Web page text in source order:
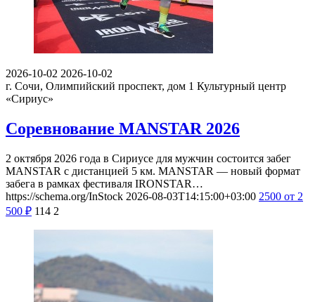
2026-10-02 2026-10-02
г. Сочи, Олимпийский проспект, дом 1 Культурный центр
«Сириус»
Соревнование MANSTAR 2026
2 октября 2026 года в Сириусе для мужчин состоится забег
MANSTAR с дистанцией 5 км. MANSTAR — новый формат
забега в рамках фестиваля IRONSTAR…
https://schema.org/InStock 2026-08-03T14:15:00+03:00 2500 от 2
500 ₽ 114 2